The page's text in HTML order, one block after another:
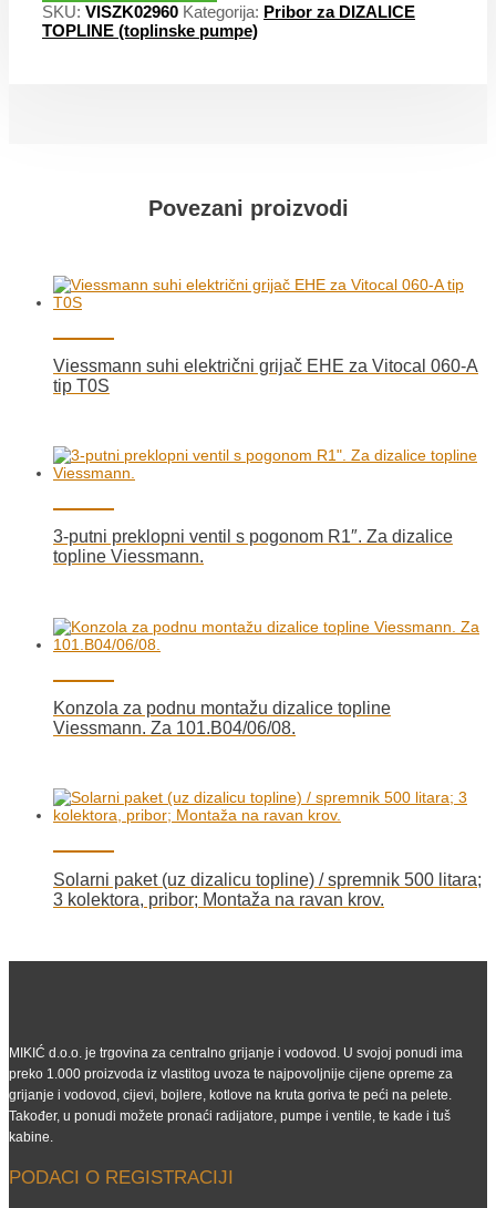
SKU: VISZK02960 Kategorija: Pribor za DIZALICE
TOPLINE (toplinske pumpe)
Povezani proizvodi
Viessmann suhi električni grijač EHE za Vitocal 060-A
tip T0S
3-putni preklopni ventil s pogonom R1″. Za dizalice
topline Viessmann.
Konzola za podnu montažu dizalice topline
Viessmann. Za 101.B04/06/08.
Solarni paket (uz dizalicu topline) / spremnik 500 litara;
3 kolektora, pribor; Montaža na ravan krov.
MIKIĆ d.o.o. je trgovina za centralno grijanje i vodovod. U svojoj ponudi ima
preko 1.000 proizvoda iz vlastitog uvoza te najpovoljnije cijene opreme za
grijanje i vodovod, cijevi, bojlere, kotlove na kruta goriva te peći na pelete.
Također, u ponudi možete pronaći radijatore, pumpe i ventile, te kade i tuš
kabine.
PODACI O REGISTRACIJI